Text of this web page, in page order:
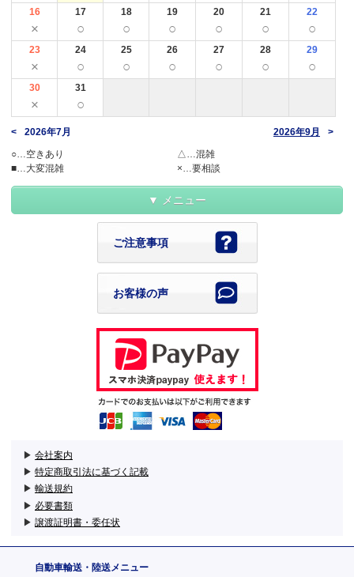
16
×
17
○
18
○
19
○
20
○
21
○
22
○
23
×
24
○
25
○
26
○
27
○
28
○
29
○
30
×
31
○
2026年7月
2026年9月
○…空きあり
△…混雑
■…大変混雑
×…要相談
メニュー
ご注意事項
お客様の声
▶ 会社案内
▶ 特定商取引法に基づく記載
▶ 輸送規約
▶ 必要書類
▶ 譲渡証明書・委任状
自動車輸送・陸送メニュー